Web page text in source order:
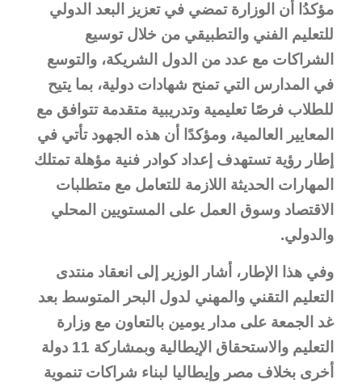
مؤكدُا أن الوزارة تمضي في تعزيز البعد الدولي
للتعليم الفني والتطبيقي من خلال توسيع
الشراكات مع عدد من الدول الشريكة، والتوسع
في المدارس التي تمنح شهادات دولية، بما يتيح
للطلاب فرصًا تعليمية وتدريبية متقدمة تتوافق مع
المعايير العالمية، ومؤكدًا أن هذه الجهود تأتي في
إطار رؤية تستهدف إعداد كوادر فنية مؤهلة تمتلك
المهارات الحديثة اللازمة للتعامل مع متطلبات
الاقتصاد وسوق العمل على المستويين المحلي
والدولي.
وفي هذا الإطار، أشار الوزير إلى انعقاد منتدى
التعليم التقني والمهني لدول البحر المتوسط بعد
غد الجمعة على مدار يومين بالتعاون مع وزارة
التعليم والاستحقاق الإيطالية وبمشاركة 11 دولة
أخرى بخلاف مصر وإيطاليا لبناء شراكات تنموية